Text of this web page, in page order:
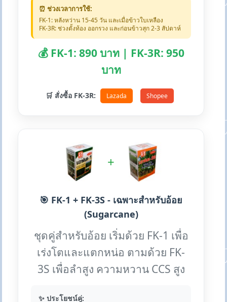
⏰ ช่วงเวลาการใช้:
FK-1: หลังหว่าน 15-45 วัน และเมื่อข้าวใบเหลือง
FK-3R: ช่วงตั้งท้อง ออกรวง และก่อนข้าวสุก 2-3 สัปดาห์
💰 FK-1: 890 บาท | FK-3R: 950
บาท
🛒 สั่งซื้อ FK-3R: Lazada Shopee
+
🎯 FK-1 + FK-3S - เฉพาะสำหรับอ้อย
(Sugarcane)
ชุดคู่สำหรับอ้อย เริ่มด้วย FK-1 เพื่อ
เร่งโตและแตกหน่อ ตามด้วย FK-
3S เพื่อลำสูง ความหวาน CCS สูง
✨ ประโยชน์คู่: